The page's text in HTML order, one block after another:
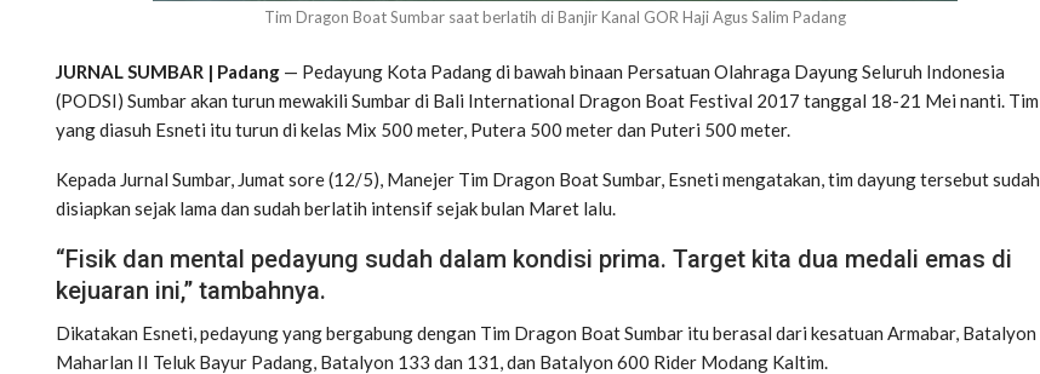
Tim Dragon Boat Sumbar saat berlatih di Banjir Kanal GOR Haji Agus Salim Padang
JURNAL SUMBAR | Padang — Pedayung Kota Padang di bawah binaan Persatuan Olahraga Dayung Seluruh Indonesia
(PODSI) Sumbar akan turun mewakili Sumbar di Bali International Dragon Boat Festival 2017 tanggal 18-21 Mei nanti. Tim
yang diasuh Esneti itu turun di kelas Mix 500 meter, Putera 500 meter dan Puteri 500 meter.
Kepada Jurnal Sumbar, Jumat sore (12/5), Manejer Tim Dragon Boat Sumbar, Esneti mengatakan, tim dayung tersebut sudah
disiapkan sejak lama dan sudah berlatih intensif sejak bulan Maret lalu.
“Fisik dan mental pedayung sudah dalam kondisi prima. Target kita dua medali emas di
kejuaran ini,” tambahnya.
Dikatakan Esneti, pedayung yang bergabung dengan Tim Dragon Boat Sumbar itu berasal dari kesatuan Armabar, Batalyon
Maharlan II Teluk Bayur Padang, Batalyon 133 dan 131, dan Batalyon 600 Rider Modang Kaltim.